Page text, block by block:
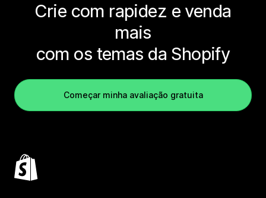
Crie com rapidez e venda
mais
com os temas da Shopify
Começar minha avaliação gratuita